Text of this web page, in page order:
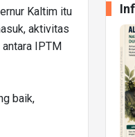
Kaltim itu
aktivitas
IPTM
baik,